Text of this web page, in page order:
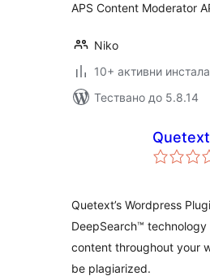
APS Content Moderator
Niko
10+ активни
Тествано до 5.8.14
Quetext
Quetext’s Wordpress
DeepSearch™
content throughout your
be plagiarized.